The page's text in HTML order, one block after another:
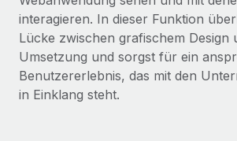
Verknüpfen
Neu
Verknüpfung beliebiger KI-Tools mit
MCP
Integrationen
PARTNER WERDEN
Strategische Technologiepartner
Flexible Einbettung von Global-HR-
Plattform
Checklisten und Vorlagen
Bibliothek für
Webinare
日本語
한국어
中文（简体）
interagieren. In dieser Funktion
Lücke zwischen grafischem Design
Umsetzung und sorgst für ein
Benutzererlebnis, das mit den
in Einklang steht.